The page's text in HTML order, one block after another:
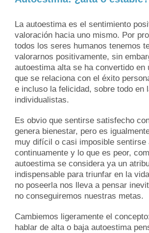
Image
La autoestima es el sentimiento
valoración hacia uno mismo. Por
todos los seres humanos tenemos
valorarnos positivamente, sin
autoestima alta se ha convertido en
que se relaciona con el éxito
e incluso la felicidad, sobre todo en
individualistas.
Es obvio que sentirse satisfecho
genera bienestar, pero es
muy difícil o casi imposible sentirse
continuamente y lo que es peor,
autoestima se considera ya un
indispensable para triunfar en la
no poseerla nos lleva a pensar
no conseguiremos nuestras metas.
Cambiemos ligeramente el
hablar de alta o baja autoestima